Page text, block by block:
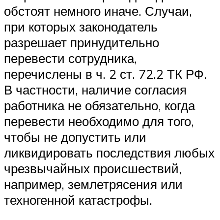
обстоят немного иначе. Случаи,
при которых законодатель
разрешает принудительно
перевести сотрудника,
перечислены в ч. 2 ст. 72.2 ТК РФ.
В частности, наличие согласия
работника не обязательно, когда
перевести необходимо для того,
чтобы не допустить или
ликвидировать последствия любых
чрезвычайных происшествий,
например, землетрясения или
техногенной катастрофы.